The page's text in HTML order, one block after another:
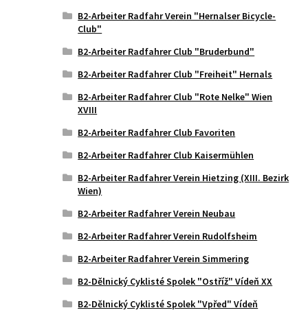
B2-Arbeiter Radfahr Verein "Hernalser Bicycle-
Club"
B2-Arbeiter Radfahrer Club "Bruderbund"
B2-Arbeiter Radfahrer Club "Freiheit" Hernals
B2-Arbeiter Radfahrer Club "Rote Nelke" Wien
XVIII
B2-Arbeiter Radfahrer Club Favoriten
B2-Arbeiter Radfahrer Club Kaisermühlen
B2-Arbeiter Radfahrer Verein Hietzing (XIII. Bezirk
Wien)
B2-Arbeiter Radfahrer Verein Neubau
B2-Arbeiter Radfahrer Verein Rudolfsheim
B2-Arbeiter Radfahrer Verein Simmering
B2-Dělnický Cyklisté Spolek "Ostříž" Vídeň XX
B2-Dělnický Cyklisté Spolek "Vpřed" Vídeň